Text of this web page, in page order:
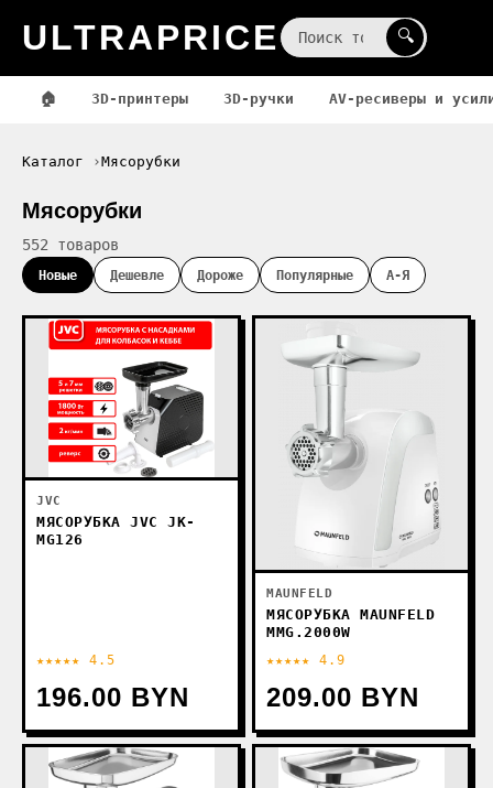
ULTRAPRICE 🔍
🏠 3D-принтеры 3D-ручки AV-ресиверы и
Каталог Мясорубки
Мясорубки
552 товаров
Новые Дешевле Дороже Популярные А-Я
JVC
МЯСОРУБКА JVC JK-
MG126
★★★★★ 4.5
196.00 BYN
MAUNFELD
МЯСОРУБКА MAUNFELD
MMG.2000W
★★★★★ 4.9
209.00 BYN